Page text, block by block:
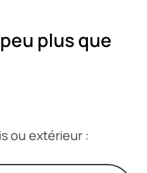
plus que
ou extérieur :